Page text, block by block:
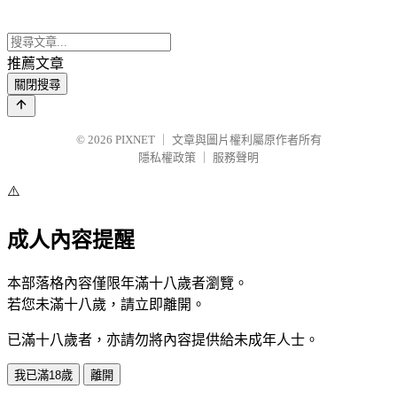
推薦文章
關閉搜尋
© 2026 PIXNET
文章與圖片權利屬原作者所有
隱私權政策
服務聲明
⚠️
成人內容提醒
本部落格內容僅限年滿十八歲者瀏覽。
若您未滿十八歲，請立即離開。
已滿十八歲者，亦請勿將內容提供給未成年人士。
我已滿18歲 離開